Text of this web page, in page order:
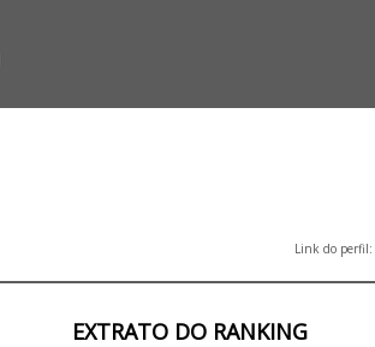
Link do perfil:
EXTRATO DO RANKING